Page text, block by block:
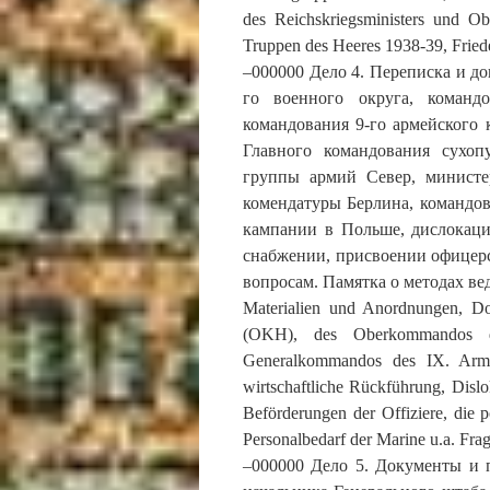
des Reichskriegsministers und
Truppen des Heeres 1938-39,
–000000 Дело 4. Переписка и
го военного округа,
командования 9-го
Главного командования
группы армий Север,
комендатуры Берлина,
кампании в Польше,
снабжении, присвоении
вопросам. Памятка о методах
Materialien und Anordnungen,
(OKH), des Oberkommandos
Generalkommandos des IX.
wirtschaftliche Rückführung,
Beförderungen der Offiziere, die
Personalbedarf der Marine u.a.
–000000 Дело 5. Документы и